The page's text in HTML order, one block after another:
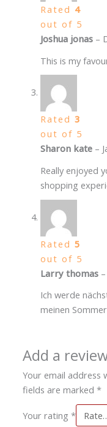
Rated 4
out of 5
Joshua jonas –
This is my
Rated3
out of 5
Sharon kate –
Really enjoyed
shopping
Rated5
out of 5
Larry thomas –
Ich werde
meinen
Add a
Your email address
fields are marked*
Your rating*